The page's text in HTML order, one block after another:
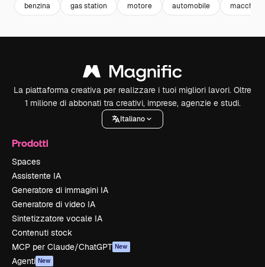
benzina gas station motore automobile macchina
La piattaforma creativa per realizzare i tuoi migliori lavori. Oltre
1 milione di abbonati tra creativi, imprese, agenzie e studi.
Italiano
Prodotti
Spaces
Assistente IA
Generatore di immagini IA
Generatore di video IA
Sintetizzatore vocale IA
Contenuti stock
MCP per Claude/ChatGPT New
Agenti New